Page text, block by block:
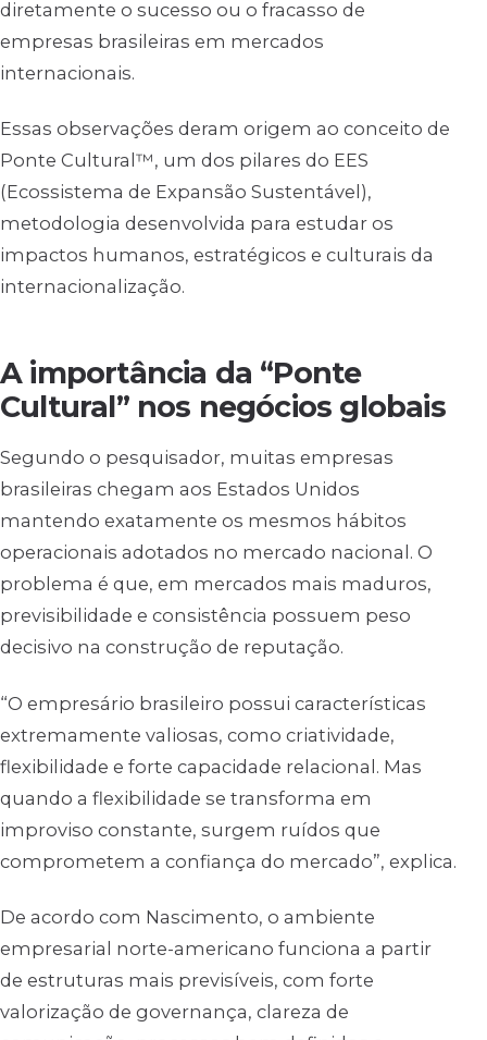
diretamente o sucesso ou o fracasso de
empresas brasileiras em mercados
internacionais.
Essas observações deram origem ao conceito de
Ponte Cultural™, um dos pilares do EES
(Ecossistema de Expansão Sustentável),
metodologia desenvolvida para estudar os
impactos humanos, estratégicos e culturais da
internacionalização.
A importância da “Ponte
Cultural” nos negócios globais
Segundo o pesquisador, muitas empresas
brasileiras chegam aos Estados Unidos
mantendo exatamente os mesmos hábitos
operacionais adotados no mercado nacional. O
problema é que, em mercados mais maduros,
previsibilidade e consistência possuem peso
decisivo na construção de reputação.
“O empresário brasileiro possui características
extremamente valiosas, como criatividade,
flexibilidade e forte capacidade relacional. Mas
quando a flexibilidade se transforma em
improviso constante, surgem ruídos que
comprometem a confiança do mercado”, explica.
De acordo com Nascimento, o ambiente
empresarial norte-americano funciona a partir
de estruturas mais previsíveis, com forte
valorização de governança, clareza de